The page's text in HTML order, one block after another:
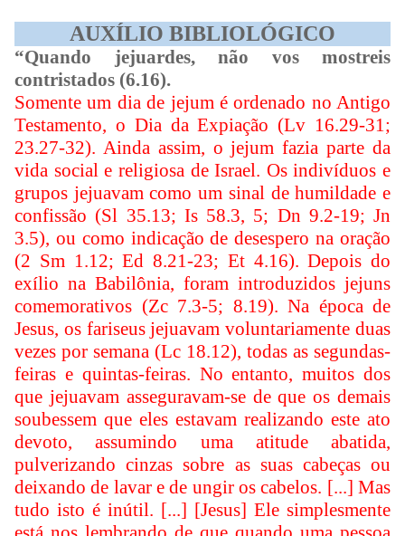
AUXÍLIO BIBLIOLÓGICO
“Quando jejuardes, não vos mostreis
contristados (6.16).
Somente um dia de jejum é ordenado no Antigo
Testamento, o Dia da Expiação (Lv 16.29-31;
23.27-32). Ainda assim, o jejum fazia parte da
vida social e religiosa de Israel. Os indivíduos e
grupos jejuavam como um sinal de humildade e
confissão (Sl 35.13; Is 58.3, 5; Dn 9.2-19; Jn
3.5), ou como indicação de desespero na oração
(2 Sm 1.12; Ed 8.21-23; Et 4.16). Depois do
exílio na Babilônia, foram introduzidos jejuns
comemorativos (Zc 7.3-5; 8.19). Na época de
Jesus, os fariseus jejuavam voluntariamente duas
vezes por semana (Lc 18.12), todas as segundas-
feiras e quintas-feiras. No entanto, muitos dos
que jejuavam asseguravam-se de que os demais
soubessem que eles estavam realizando este ato
devoto, assumindo uma atitude abatida,
pulverizando cinzas sobre as suas cabeças ou
deixando de lavar e de ungir os cabelos. [...] Mas
tudo isto é inútil. [...] [Jesus] Ele simplesmente